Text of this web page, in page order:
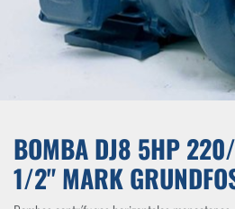
BOMBA DJ8 5HP
1/2" MARK